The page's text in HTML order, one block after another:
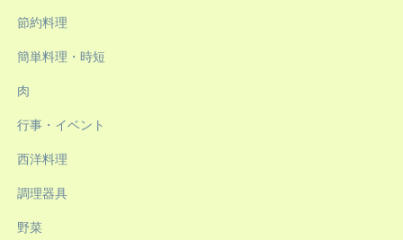
節約料理
簡単料理・時短
肉
行事・イベント
西洋料理
調理器具
野菜